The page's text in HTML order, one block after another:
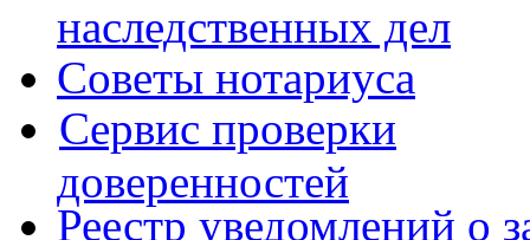
наследственных дел
Советы нотариуса
Сервис проверки
доверенностей
Реестр уведомлений о